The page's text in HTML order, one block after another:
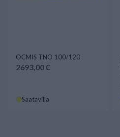
OCMIS TNO 100/120
2693,00 €
Saatavilla